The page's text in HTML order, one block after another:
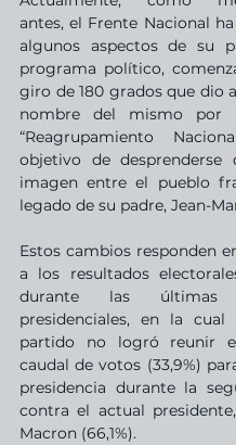
antes, el Frente Nacional
algunos aspectos de su
programa político,
giro de 180 grados que dio
nombre del mismo por
“Reagrupamiento
objetivo de desprenderse
imagen entre el pueblo
legado de su padre, Jean-
Estos cambios responden
a los resultados
durante las últimas
presidenciales, en la
partido no logró reunir
caudal de votos (33,9%)
presidencia durante la
contra el actual
Macron (66,1%).